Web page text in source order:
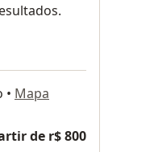
• Mapa
de r$ 800